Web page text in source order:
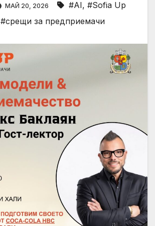
МАЙ 20, 2026 #AI, #Sofia Up
#срещи за предприемачи